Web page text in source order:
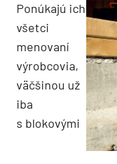
Ponúkajú ich
všetci
menovaní
výrobcovia,
väčšinou už
iba
s blokovými